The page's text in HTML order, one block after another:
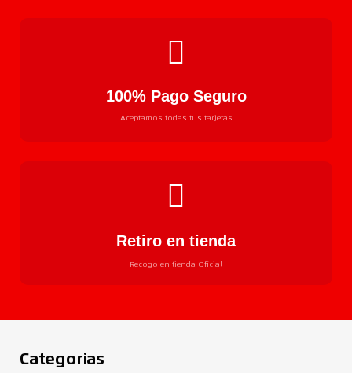
100% Pago Seguro
Aceptamos todas tus tarjetas
Retiro en tienda
Recogo en tienda Oficial
Categorias